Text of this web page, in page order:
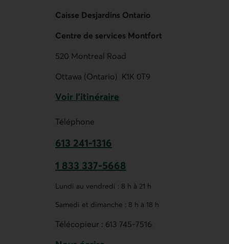
Caisse Desjardins Ontario
Centre de services Montfort
520 Montreal Road
Ottawa (Ontario) K1K 0T9
Voir l'itinéraire
Téléphone
613 241-1316
1 833 337-5668
Lundi au vendredi : 8 h à 21 h
Samedi et dimanche : 8 h à 18 h
Télécopieur : 613 745-7516